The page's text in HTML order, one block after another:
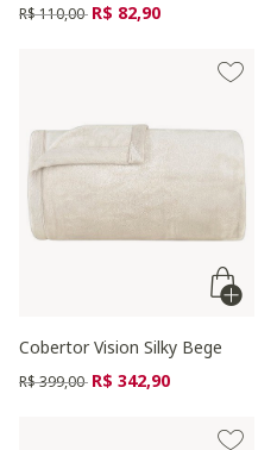
Preço reduzido de
R$ 110,00 para
R$ 82,90
Cobertor Vision Silky Bege
Preço reduzido de
R$ 399,00 para
R$ 342,90